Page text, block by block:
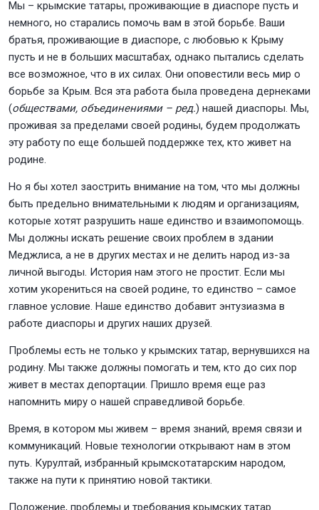
Мы – крымские татары, проживающие в диаспоре пусть и
немного, но старались помочь вам в этой борьбе. Ваши
братья, проживающие в диаспоре, с любовью к Крыму
пусть и не в больших масштабах, однако пытались сделать
все возможное, что в их силах. Они оповестили весь мир о
борьбе за Крым. Вся эта работа была проведена дернеками
(обществами, объединениями – ред.) нашей диаспоры. Мы,
проживая за пределами своей родины, будем продолжать
эту работу по еще большей поддержке тех, кто живет на
родине.
Но я бы хотел заострить внимание на том, что мы должны
быть предельно внимательными к людям и организациям,
которые хотят разрушить наше единство и взаимопомощь.
Мы должны искать решение своих проблем в здании
Меджлиса, а не в других местах и не делить народ из-за
личной выгоды. История нам этого не простит. Если мы
хотим укорениться на своей родине, то единство – самое
главное условие. Наше единство добавит энтузиазма в
работе диаспоры и других наших друзей.
Проблемы есть не только у крымских татар, вернувшихся на
родину. Мы также должны помогать и тем, кто до сих пор
живет в местах депортации. Пришло время еще раз
напомнить миру о нашей справедливой борьбе.
Время, в котором мы живем – время знаний, время связи и
коммуникаций. Новые технологии открывают нам в этом
путь. Курултай, избранный крымскотатарским народом,
также на пути к принятию новой тактики.
Положение, проблемы и требования крымских татар